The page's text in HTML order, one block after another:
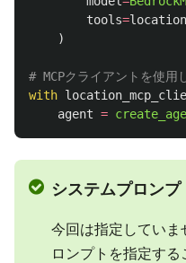
tools=
)
with
agent =
システムプロンプ
今回は指定していま
ロンプトを指定する